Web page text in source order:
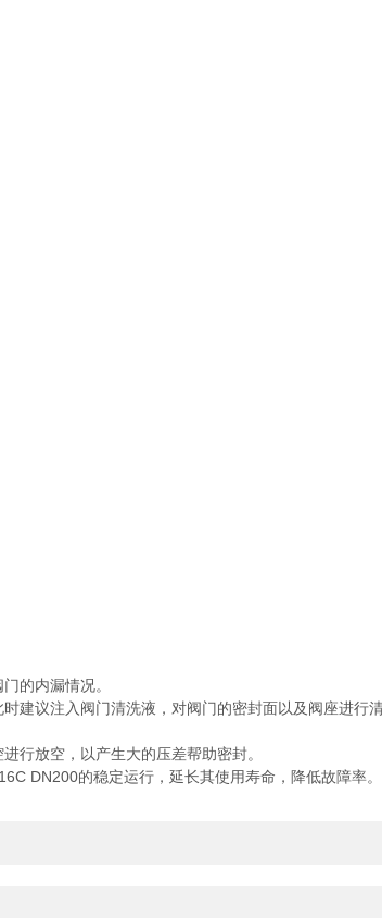
的内漏情况。
议注入阀门清洗液，对阀门的密封面以及阀座进行清
放空，以产生大的压差帮助密封。
DN200的稳定运行，延长其使用寿命，降低故障率。